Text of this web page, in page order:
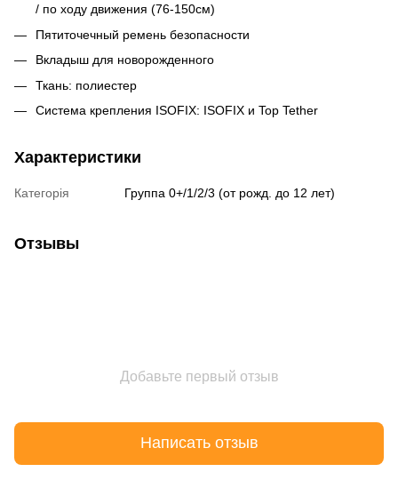
/ по ходу движения (76-150см)
Пятиточечный ремень безопасности
Вкладыш для новорожденного
Ткань: полиестер
Система крепления ISOFIX: ISOFIX и Top Tether
Характеристики
Категорія Группа 0+/1/2/3 (от рожд. до 12 лет)
Отзывы
Добавьте первый отзыв
Написать отзыв